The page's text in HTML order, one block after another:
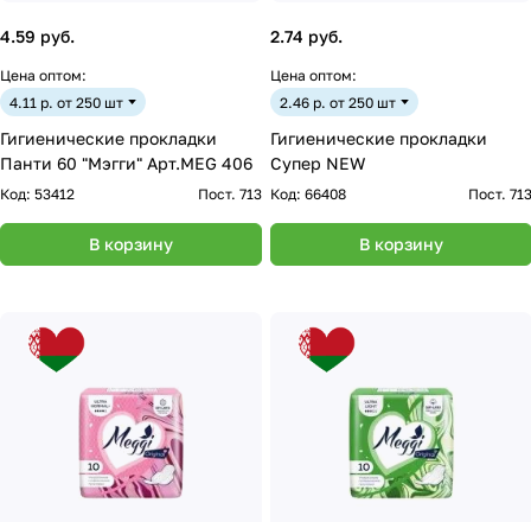
4.59 руб.
Цена оптом:
4.11 р. от 250 шт
Гигиенические прокладки
Панти 60 "Мэгги" Арт.MEG 406
Код: 53412 Пост. 713
В корзину
2.74 руб.
Цена оптом:
2.46 р. от 250 шт
Гигиенические прокладки
Супер NEW
Код: 66408 Пост. 713
В корзину